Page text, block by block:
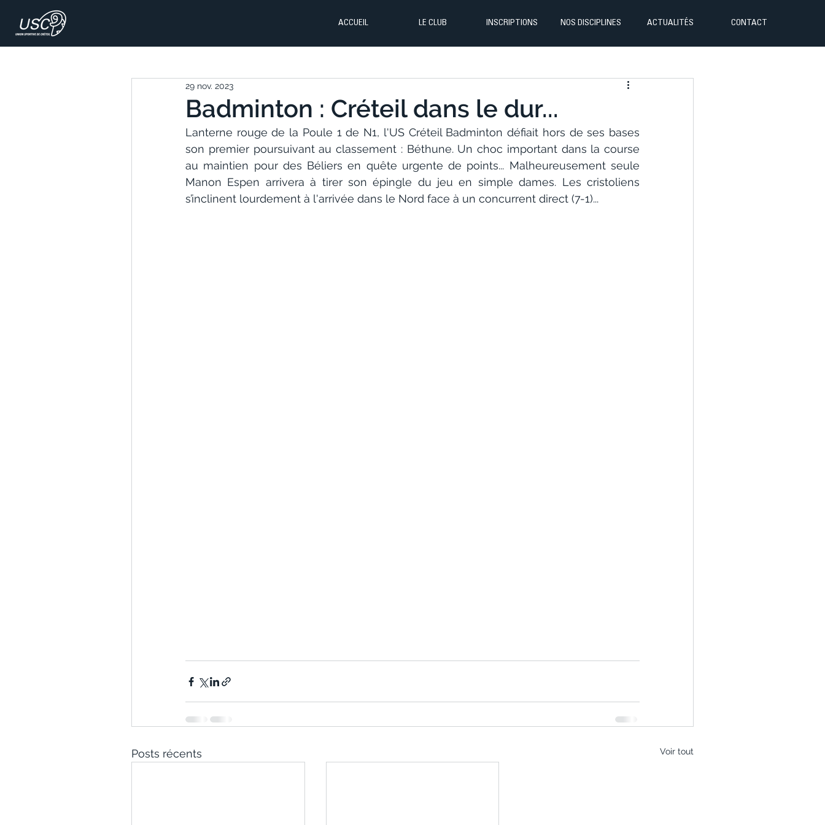
ACCUEIL LE CLUB INSCRIPTIONS NOS DISCIPLINES ACTUALITÉS CONTACT
Badminton : Créteil dans le dur...
29 nov. 2023
Lanterne rouge de la Poule 1 de N1, l'US Créteil Badminton défiait hors de ses bases
son premier poursuivant au classement : Béthune. Un choc important dans la course
au maintien pour des Béliers en quête urgente de points... Malheureusement seule
Manon Espen arrivera à tirer son épingle du jeu en simple dames. Les cristoliens
s’inclinent lourdement à l'arrivée dans le Nord face à un concurrent direct (7-1)...
Posts récents Voir tout